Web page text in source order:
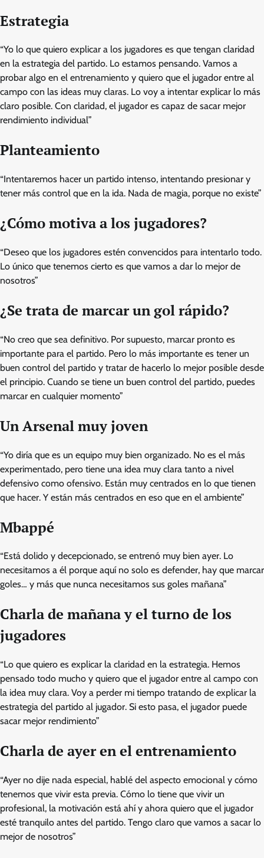
Estrategia
“Yo lo que quiero explicar a los jugadores es que tengan claridad
en la estrategia del partido. Lo estamos pensando. Vamos a
probar algo en el entrenamiento y quiero que el jugador entre al
campo con las ideas muy claras. Lo voy a intentar explicar lo más
claro posible. Con claridad, el jugador es capaz de sacar mejor
rendimiento individual”
Planteamiento
“Intentaremos hacer un partido intenso, intentando presionar y
tener más control que en la ida. Nada de magia, porque no existe”
¿Cómo motiva a los jugadores?
“Deseo que los jugadores estén convencidos para intentarlo todo.
Lo único que tenemos cierto es que vamos a dar lo mejor de
nosotros”
¿Se trata de marcar un gol rápido?
“No creo que sea definitivo. Por supuesto, marcar pronto es
importante para el partido. Pero lo más importante es tener un
buen control del partido y tratar de hacerlo lo mejor posible desde
el principio. Cuando se tiene un buen control del partido, puedes
marcar en cualquier momento”
Un Arsenal muy joven
“Yo diría que es un equipo muy bien organizado. No es el más
experimentado, pero tiene una idea muy clara tanto a nivel
defensivo como ofensivo. Están muy centrados en lo que tienen
que hacer. Y están más centrados en eso que en el ambiente”
Mbappé
“Está dolido y decepcionado, se entrenó muy bien ayer. Lo
necesitamos a él porque aquí no solo es defender, hay que marcar
goles… y más que nunca necesitamos sus goles mañana”
Charla de mañana y el turno de los
jugadores
“Lo que quiero es explicar la claridad en la estrategia. Hemos
pensado todo mucho y quiero que el jugador entre al campo con
la idea muy clara. Voy a perder mi tiempo tratando de explicar la
estrategia del partido al jugador. Si esto pasa, el jugador puede
sacar mejor rendimiento”
Charla de ayer en el entrenamiento
“Ayer no dije nada especial, hablé del aspecto emocional y cómo
tenemos que vivir esta previa. Cómo lo tiene que vivir un
profesional, la motivación está ahí y ahora quiero que el jugador
esté tranquilo antes del partido. Tengo claro que vamos a sacar lo
mejor de nosotros”